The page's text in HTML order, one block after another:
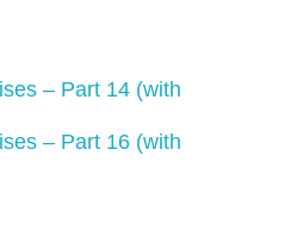
– Part 14 (with
– Part 16 (with